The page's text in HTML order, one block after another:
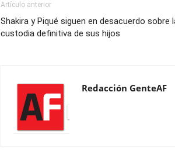
Artículo anterior
Shakira y Piqué siguen en desacuerdo sobre
custodia definitiva de sus hijos
Redacción GenteAF